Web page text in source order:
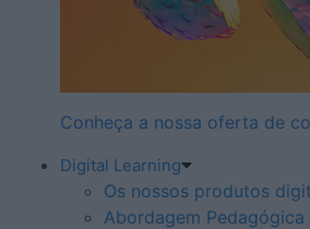
Conheça a nossa oferta de
Digital Learning
Os nossos produtos
Abordagem Pedagógica